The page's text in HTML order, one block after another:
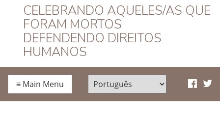
HRD Memorial –
Português
CELEBRANDO AQUELES/AS QUE
FORAM MORTOS
DEFENDENDO DIREITOS
HUMANOS
≡ Main Menu